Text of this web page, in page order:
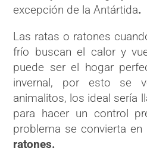
excepción de la Antártida.
Las ratas o ratones
frío buscan el calor y
puede ser el hogar
invernal, por esto se
animalitos, los ideal sería
para hacer un control
problema se convierta en
ratones.